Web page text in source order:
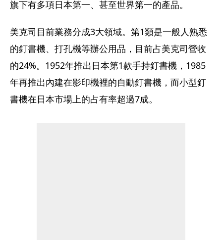
旗下有多項日本第一、甚至世界第一的產品。
美克司目前業務分成3大領域。第1類是一般人熟悉
的釘書機、打孔機等辦公用品，目前占美克司營收
的24%。1952年推出日本第1款手持釘書機，1985
年再推出內建在影印機裡的自動釘書機，而小型釘
書機在日本市場上的占有率超過7成。